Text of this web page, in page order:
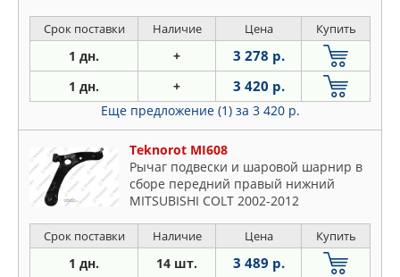
Срок поставки Наличие Цена Купить
1 дн. + 3 278 р.
1 дн. + 3 420 р.
Еще предложение (1) за 3 420 р.
Teknorot MI608
Рычаг подвески и шаровой шарнир в
сборе передний правый нижний
MITSUBISHI COLT 2002-2012
Срок поставки Наличие Цена Купить
1 дн. 14 шт. 3 489 р.